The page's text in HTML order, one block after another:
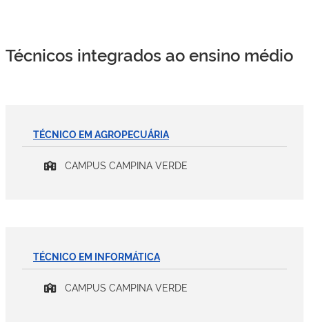
Técnicos integrados ao ensino médio
TÉCNICO EM AGROPECUÁRIA
CAMPUS CAMPINA VERDE
TÉCNICO EM INFORMÁTICA
CAMPUS CAMPINA VERDE